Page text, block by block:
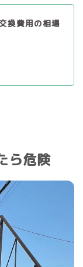
換費用の相場
ら危険